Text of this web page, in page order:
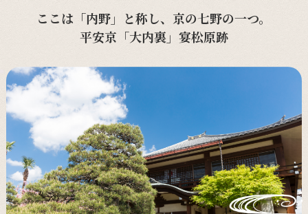
ここは「内野」と称し、京の七野の一つ。
平安京「大内裏」宴松原跡